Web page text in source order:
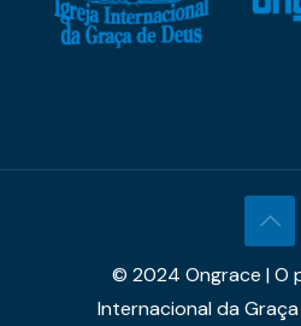
© 2024 Ongrace | O
Internacional da Graça